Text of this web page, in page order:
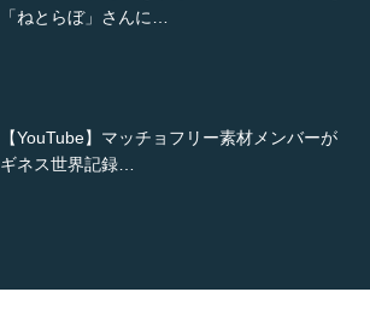
「ねとらぼ」さんに…
【YouTube】マッチョフリー素材メンバーが
ギネス世界記録…